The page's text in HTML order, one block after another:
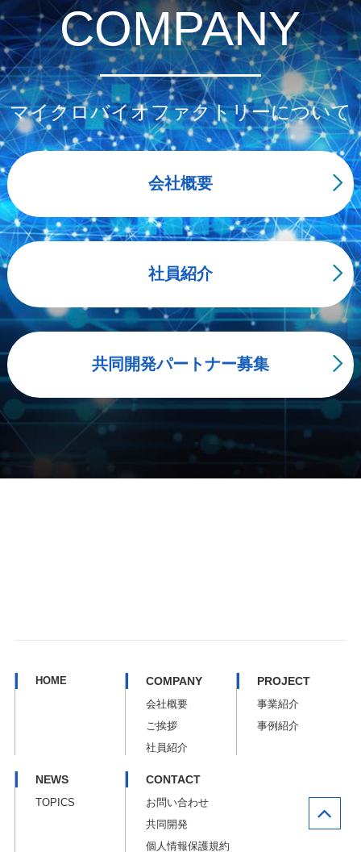
COMPANY
マイクロバイオファクトリーについて
会社概要
社員紹介
共同開発パートナー募集
HOME COMPANY
会社概要
ご挨拶
社員紹介
PROJECT
事業紹介
事例紹介
NEWS
TOPICS
CONTACT
お問い合わせ
共同開発
個人情報保護規約